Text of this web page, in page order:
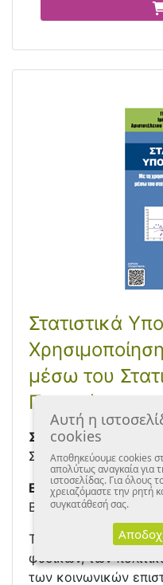
Στατιστικά
μέσω του
Προγράμματος
Συγγραφέας
Σιάρδος Γιώργος
Εκδόσεις
Bookstars-Free
Το έργο
φυσικών, των
των κοινωνικών
Αυτή η
cookies
Αποθηκεύουμε cookies
απολύτως αναγκαία για
ιστοσελίδας. Για όλους
χρειαζόμαστε την ρητή
συγκατάθεσή σας.